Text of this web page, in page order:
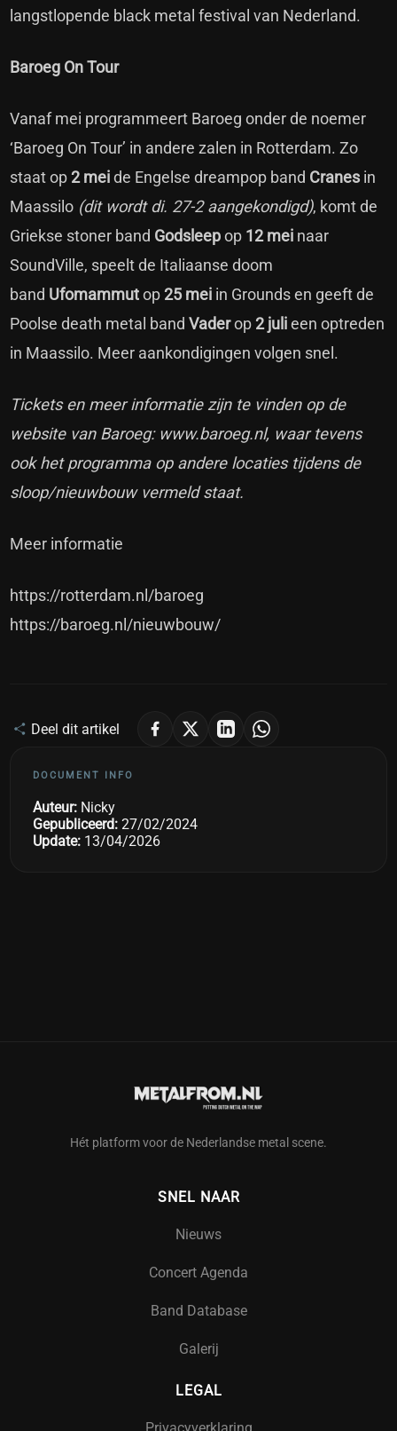
langstlopende black metal festival van Nederland.
Baroeg On Tour
Vanaf mei programmeert Baroeg onder de noemer
‘Baroeg On Tour’ in andere zalen in Rotterdam. Zo
staat op 2 meide Engelse dreampop band Cranes in
Maassilo (dit wordt di. 27-2 aangekondigd), komt de
Griekse stoner band Godsleep op 12 mei naar
SoundVille, speelt de Italiaanse doom
band Ufomammutop 25 mei in Grounds en geeft de
Poolse death metal bandVaderop 2 julieen optreden
in Maassilo. Meer aankondigingen volgen snel.
Tickets en meer informatie zijn te vinden op de
website van Baroeg: www.baroeg.nl, waar tevens
ook het programma op andere locaties tijdens de
sloop/nieuwbouw vermeld staat.
Meer informatie
https://rotterdam.nl/baroeg
https://baroeg.nl/nieuwbouw/
Deel dit artikel
DOCUMENT INFO
Auteur: Nicky
Gepubliceerd: 27/02/2024
Update: 13/04/2026
Hét platform voor de Nederlandse metal scene.
SNEL NAAR
Nieuws
Concert Agenda
Band Database
Galerij
LEGAL
Privacyverklaring